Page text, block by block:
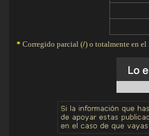
* Corregido parcial (/) o totalmente en el